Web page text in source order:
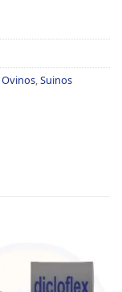
Ovinos,Suinos